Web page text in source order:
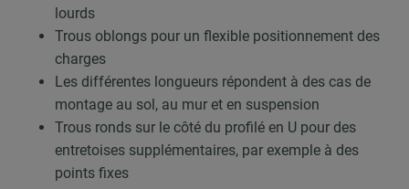
lourds
Trous oblongs pour un flexible positionnement des
charges
Les différentes longueurs répondent à des cas de
montage au sol, au mur et en suspension
Trous ronds sur le côté du profilé en U pour des
entretoises supplémentaires, par exemple à des
points fixes